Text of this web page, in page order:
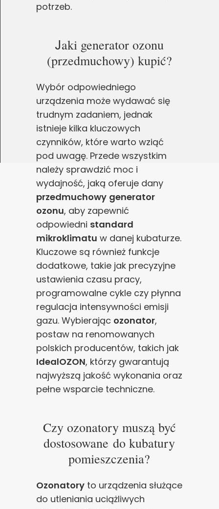
potrzeb.
Jaki generator ozonu
(przedmuchowy) kupić?
Wybór odpowiedniego
urządzenia może wydawać się
trudnym zadaniem, jednak
istnieje kilka kluczowych
czynników, które warto wziąć
pod uwagę. Przede wszystkim
należy sprawdzić moc i
wydajność, jaką oferuje dany
przedmuchowy generator
ozonu, aby zapewnić
odpowiedni standard
mikroklimatu w danej kubaturze.
Kluczowe są również funkcje
dodatkowe, takie jak precyzyjne
ustawienia czasu pracy,
programowalne cykle czy płynna
regulacja intensywności emisji
gazu. Wybierając ozonator,
postaw na renomowanych
polskich producentów, takich jak
IdealOZON, którzy gwarantują
najwyższą jakość wykonania oraz
pełne wsparcie techniczne.
Czy ozonatory muszą być
dostosowane do kubatury
pomieszczenia?
Ozonatory to urządzenia służące
do utleniania uciążliwych